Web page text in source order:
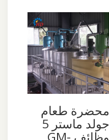
محضرة طعام
جولد ماستر 5
وظائف GM-